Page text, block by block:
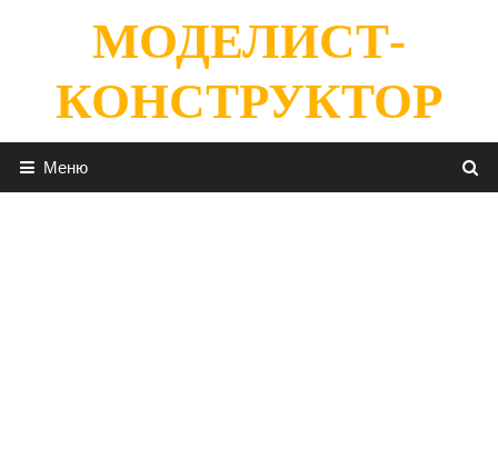
содержимомуМОДЕЛИСТ-
КОНСТРУКТОР
Меню